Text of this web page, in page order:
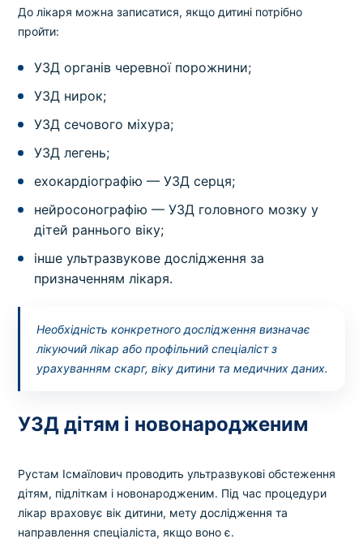
До лікаря можна записатися, якщо дитині потрібно
пройти:
УЗД органів черевної порожнини;
УЗД нирок;
УЗД сечового міхура;
УЗД легень;
ехокардіографію — УЗД серця;
нейросонографію — УЗД головного мозку у
дітей раннього віку;
інше ультразвукове дослідження за
призначенням лікаря.
Необхідність конкретного дослідження визначає
лікуючий лікар або профільний спеціаліст з
урахуванням скарг, віку дитини та медичних даних.
УЗД дітям і новонародженим
Рустам Ісмаїлович проводить ультразвукові обстеження
дітям, підліткам і новонародженим. Під час процедури
лікар враховує вік дитини, мету дослідження та
направлення спеціаліста, якщо воно є.